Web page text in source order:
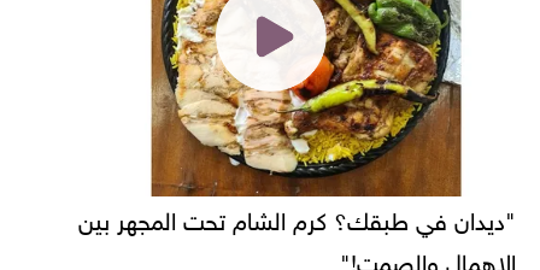
"ديدان في طبقك؟ كرم الشام تحت المجهر بين
الإهمال والصمت!"